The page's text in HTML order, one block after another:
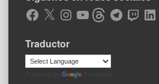
Facebook
X Instagram
YouTubeThreadsTelegramTwitch
Traductor